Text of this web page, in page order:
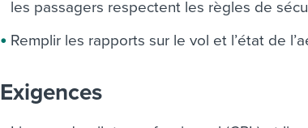
les passagers respectent les règles de
Remplir les rapports sur le vol et l’état de
Exigences